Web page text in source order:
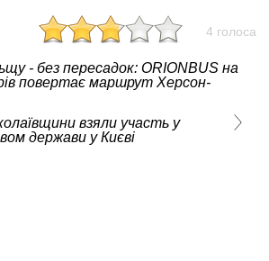
4 голоса
- без пересадок: ORIONBUS на
повертає маршрут Херсон-
взяли участь у
держави у Києві